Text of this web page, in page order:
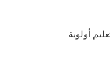
أولوية